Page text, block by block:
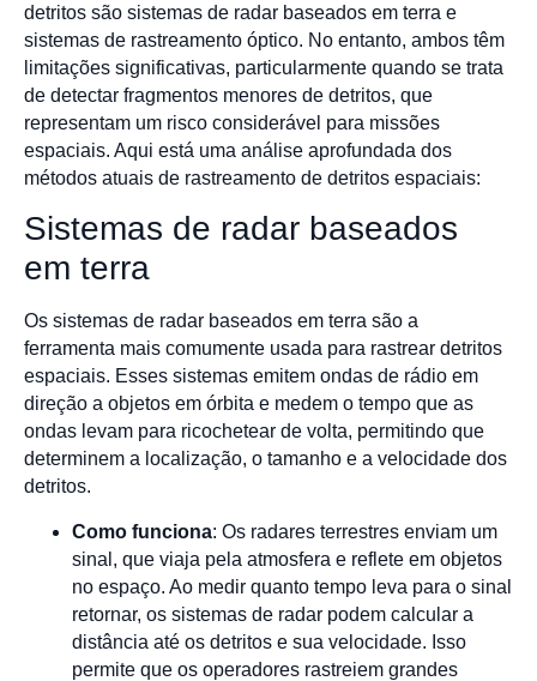
detritos são sistemas de radar baseados em terra e
sistemas de rastreamento óptico. No entanto, ambos têm
limitações significativas, particularmente quando se trata
de detectar fragmentos menores de detritos, que
representam um risco considerável para missões
espaciais. Aqui está uma análise aprofundada dos
métodos atuais de rastreamento de detritos espaciais:
Sistemas de radar baseados
em terra
Os sistemas de radar baseados em terra são a
ferramenta mais comumente usada para rastrear detritos
espaciais. Esses sistemas emitem ondas de rádio em
direção a objetos em órbita e medem o tempo que as
ondas levam para ricochetear de volta, permitindo que
determinem a localização, o tamanho e a velocidade dos
detritos.
Como funciona: Os radares terrestres enviam um
sinal, que viaja pela atmosfera e reflete em objetos
no espaço. Ao medir quanto tempo leva para o sinal
retornar, os sistemas de radar podem calcular a
distância até os detritos e sua velocidade. Isso
permite que os operadores rastreiem grandes